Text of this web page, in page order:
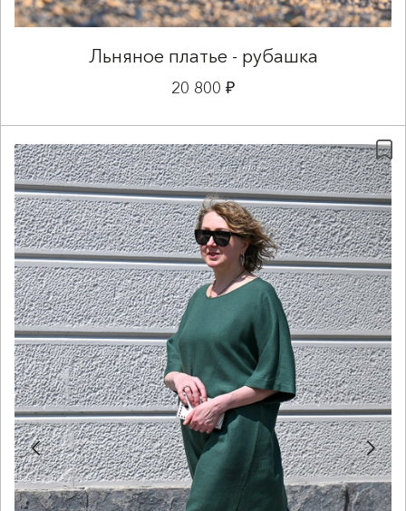
Льняное платье - рубашка
20 800 ₽